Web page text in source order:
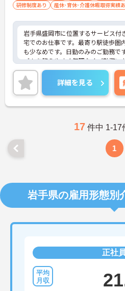
研修制度あり
産休･育休･介護休暇取得実績
岩手県盛岡市に位置するサービス付
宅でのお仕事です。最寄り駅徒歩圏
も少なめです。日勤のみのご勤務で
ズムを整えやすく無理なくご勤務
興味のある方には、面接対策ポイン
ッシュしながら働ける環境です。ご
は、面接対策ポイントなど、さらに
たしますのでお気軽にご相談くださ
詳細を見る
17 件中 1-17
1
岩手県の雇用形態別
正社